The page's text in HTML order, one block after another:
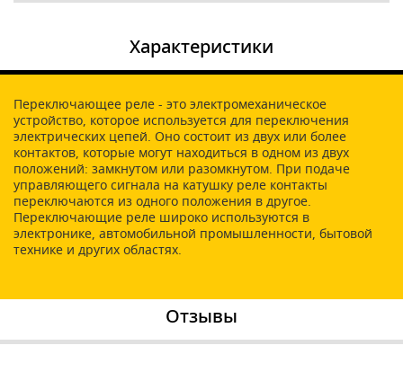
Характеристики
Переключающее реле - это электромеханическое
устройство, которое используется для переключения
электрических цепей. Оно состоит из двух или более
контактов, которые могут находиться в одном из двух
положений: замкнутом или разомкнутом. При подаче
управляющего сигнала на катушку реле контакты
переключаются из одного положения в другое.
Переключающие реле широко используются в
электронике, автомобильной промышленности, бытовой
технике и других областях.
Отзывы